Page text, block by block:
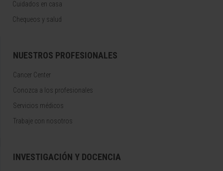
Cuidados en casa
Chequeos y salud
NUESTROS PROFESIONALES
Cancer Center
Conozca a los profesionales
Servicios médicos
Trabaje con nosotros
INVESTIGACIÓN Y DOCENCIA